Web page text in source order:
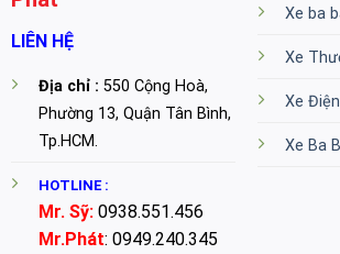
LIÊN HỆ
Địa chỉ : 550 Cộng Hoà,
Phường 13, Quận Tân Bình,
Tp.HCM.
HOTLINE :
Mr. Sỹ:0938.551.456
Mr.Phát: 0949.240.345
Xe ba
Xe
Xe
Xe Ba